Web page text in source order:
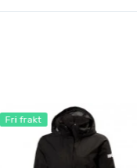
Fri frakt